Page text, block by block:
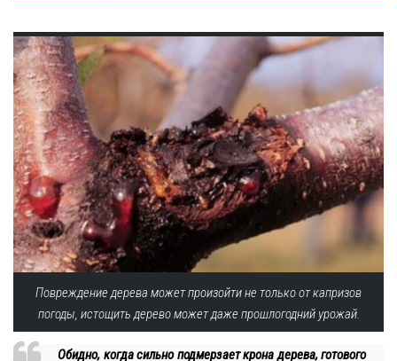
Повреждение дерева может произойти не только от капризов
погоды, истощить дерево может даже прошлогодний урожай.
Обидно, когда сильно подмерзает крона дерева, готового